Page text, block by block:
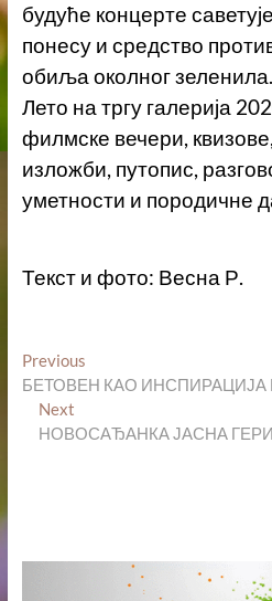
будуће концерте
понесу и средство
обиља околног
Лето на тргу галерија
филмске вечери,
изложби, путопис,
уметности и породичне
Текст и фото: Весна Р.
Кретање
чланка
PreviousPrevious
post:
БЕТОВЕН КАО
Next
post:
НОВОСАЂАНКА ЈАСНА